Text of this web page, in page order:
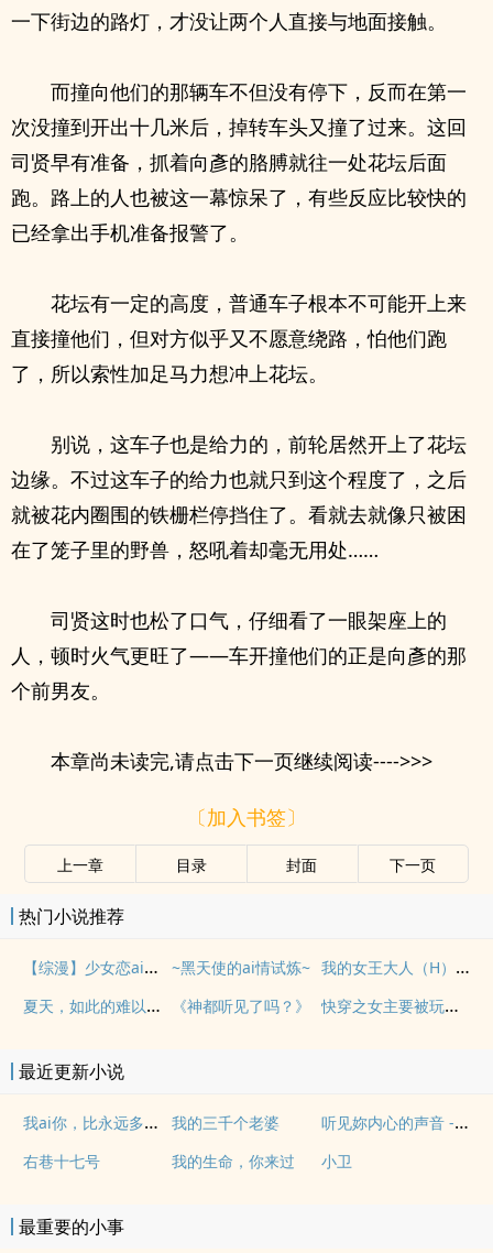
一下街边的路灯，才没让两个人直接与地面接触。
而撞向他们的那辆车不但没有停下，反而在第一
次没撞到开出十几米后，掉转车头又撞了过来。这回
司贤早有准备，抓着向彥的胳膊就往一处花坛后面
跑。路上的人也被这一幕惊呆了，有些反应比较快的
已经拿出手机准备报警了。
花坛有一定的高度，普通车子根本不可能开上来
直接撞他们，但对方似乎又不愿意绕路，怕他们跑
了，所以索性加足马力想冲上花坛。
别说，这车子也是给力的，前轮居然开上了花坛
边缘。不过这车子的给力也就只到这个程度了，之后
就被花内圈围的铁栅栏停挡住了。看就去就像只被困
在了笼子里的野兽，怒吼着却毫无用处……
司贤这时也松了口气，仔细看了一眼架座上的
人，顿时火气更旺了——车开撞他们的正是向彥的那
个前男友。
本章尚未读完,请点击下一页继续阅读---->>>
〔加入书签〕
上一章 目录 封面 下一页
热门小说推荐
【综漫】少女恋ai狂想曲 ~黑天使的ai情试炼~
我的女王大人（H）繁
夏天，如此的难以忘怀
《神都听见了吗？》 快穿之女主要被玩坏了
最近更新小说
我ai你，比永远多一天 我的三千个老婆 听见妳内心的声音 - 开啓梦想钥匙 (天籁梦想钥匙-修订版)
右巷十七号 我的生命，你来过 小卫
最重要的小事